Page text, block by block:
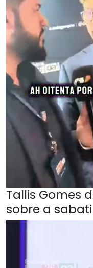
Tallis Gomes
sobre a